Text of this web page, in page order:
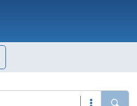
Просмотренные документы